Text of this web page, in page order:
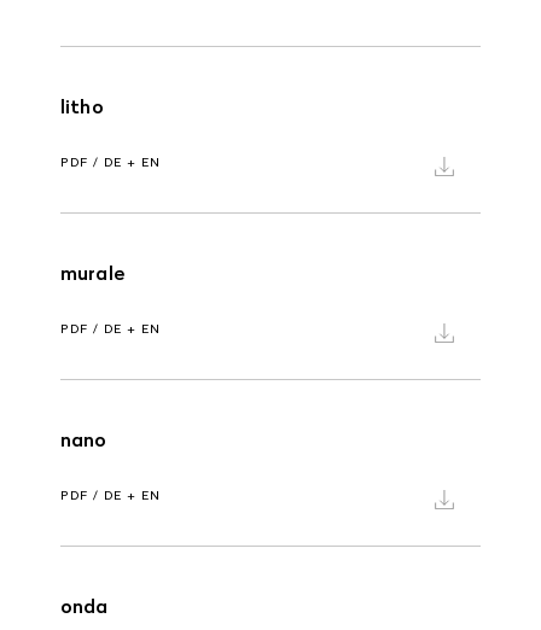
litho
PDF / DE + EN
murale
PDF / DE + EN
nano
PDF / DE + EN
onda